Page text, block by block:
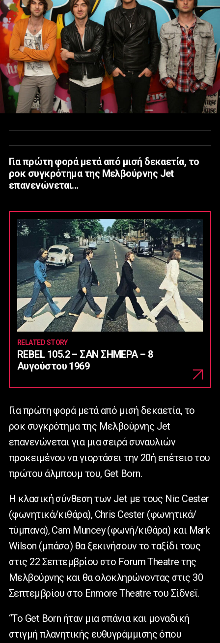
Για πρώτη φορά μετά από μισή δεκαετία, το
ροκ συγκρότημα της Μελβούρνης Jet
επανενώνεται...
RELATED STORY
REBEL 105.2 – ΣΑΝ ΣΗΜΕΡΑ – 8
Αυγούστου 1969
Για πρώτη φορά μετά από μισή δεκαετία, το
ροκ συγκρότημα της Μελβούρνης Jet
επανενώνεται για μια σειρά συναυλιών
προκειμένου να γιορτάσει την 20ή επέτειο του
πρώτου άλμπουμ του, Get Born.
Η κλασική σύνθεση των Jet με τους Nic Cester
(φωνητικά/κιθάρα), Chris Cester (φωνητικά/
τύμπανα), Cam Muncey (φωνή/κιθάρα) και Mark
Wilson (μπάσο) θα ξεκινήσουν το ταξίδι τους
στις 22 Σεπτεμβρίου στο Forum Theatre της
Μελβούρνης και θα ολοκληρώνοντας στις 30
Σεπτεμβρίου στο Enmore Theatre του Σίδνεϊ.
“Το Get Born ήταν μια σπάνια και μοναδική
στιγμή πλανητικής ευθυγράμμισης όπου